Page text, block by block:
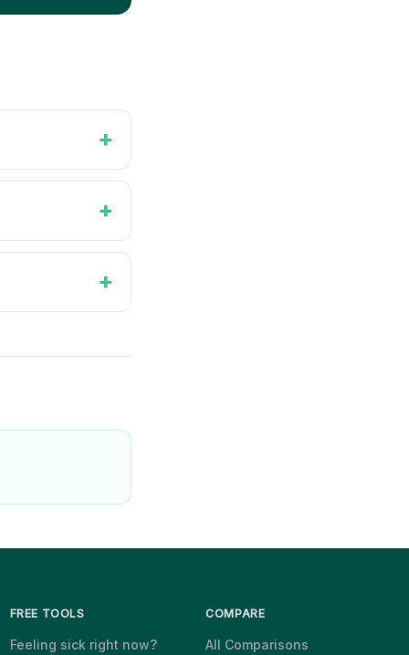
+
+
+
FREE TOOLS
Feeling sick right now?
COMPARE
All Comparisons